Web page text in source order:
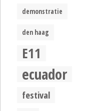
demonstratie
den haag
E11
ecuador
festival